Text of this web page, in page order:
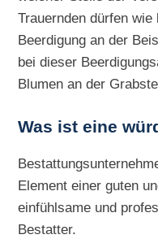
Trauernden dürfen
Beerdigung an der
bei dieser
Blumen an der
Was ist eine
Element einer guten
einfühlsame und
Bestatter.